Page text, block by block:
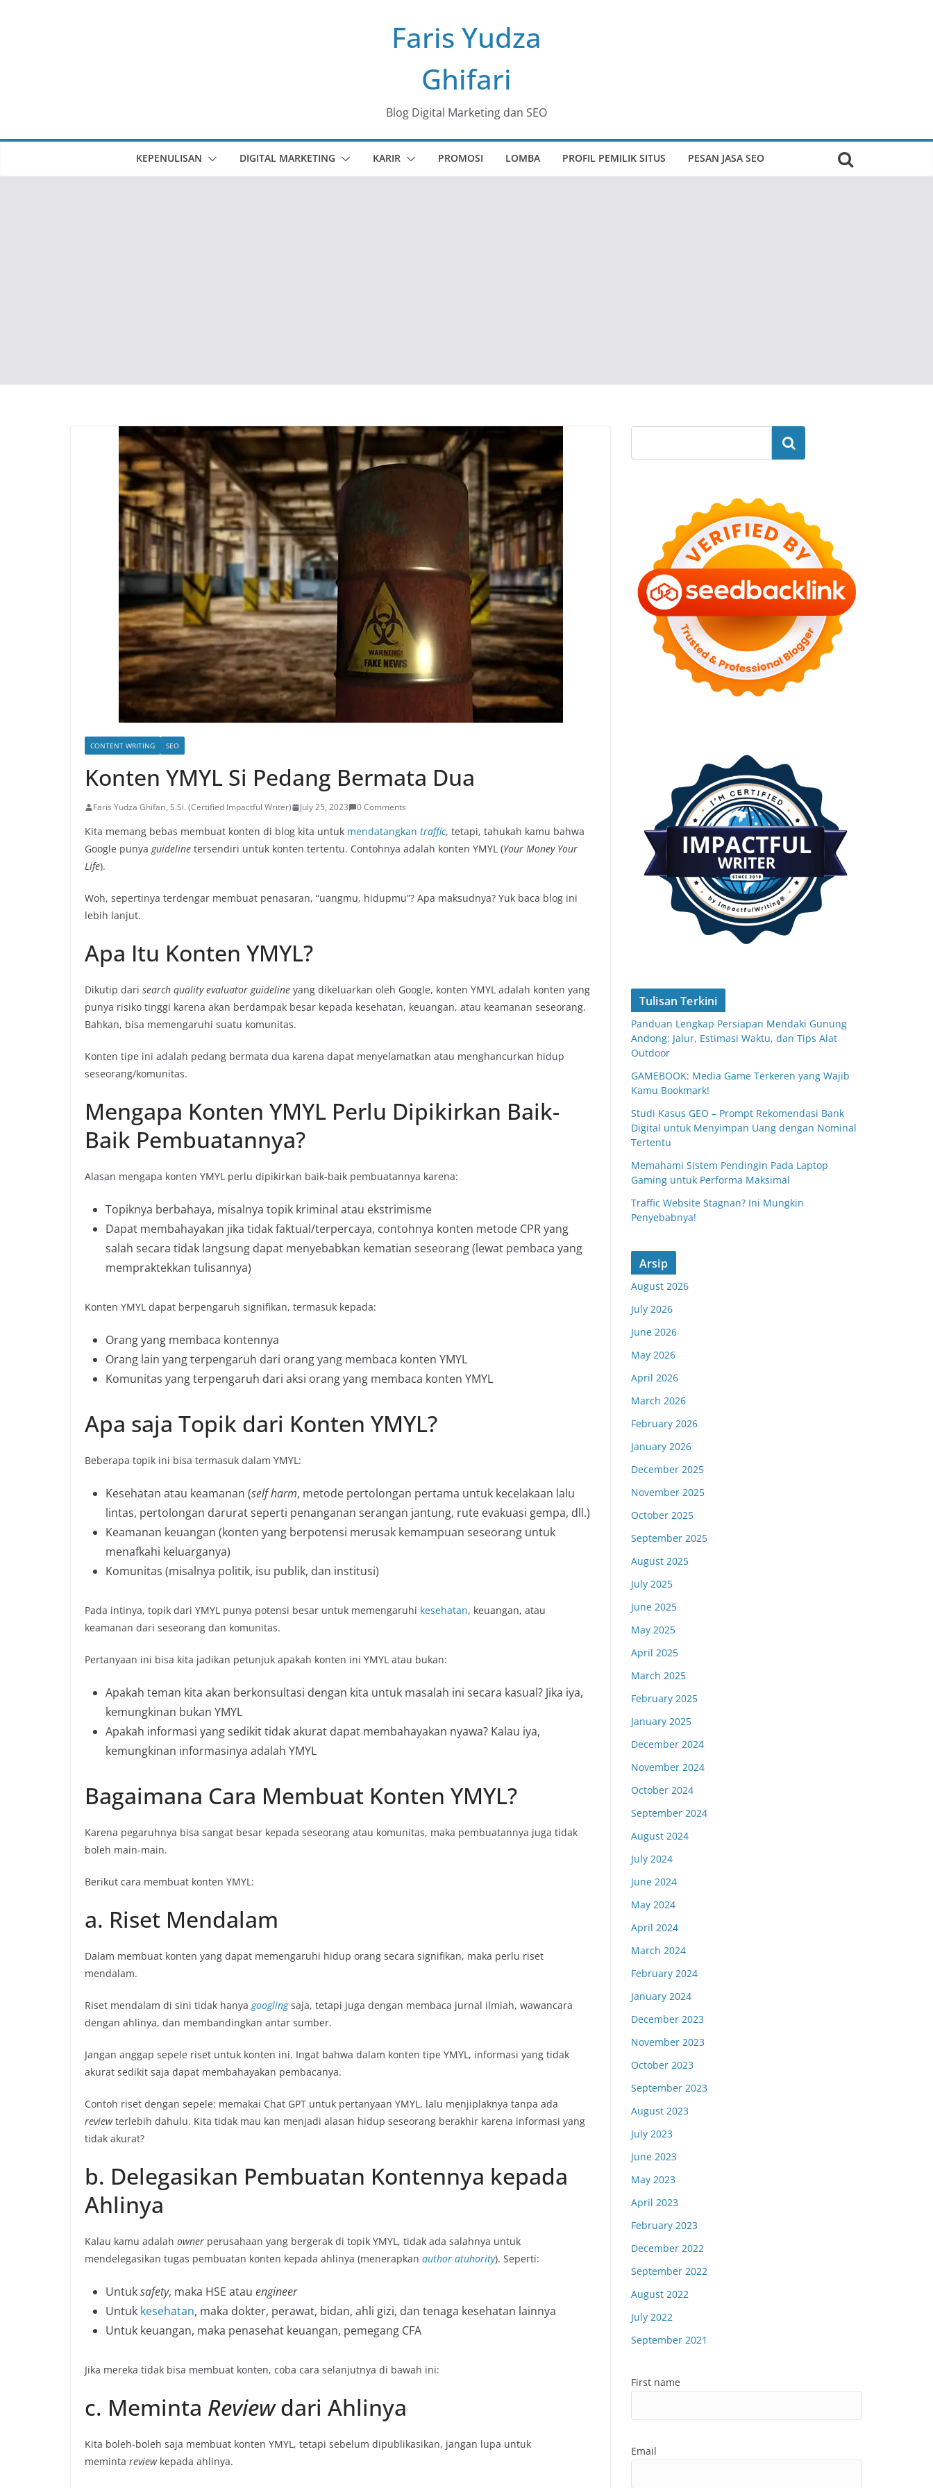
Faris Yudza
Ghifari
Blog Digital Marketing dan SEO
KEPENULISAN DIGITAL MARKETING KARIR PROMOSI LOMBA PROFIL PEMILIK SITUS PESAN JASA SEO
CONTENT WRITING SEO
Konten YMYL Si Pedang Bermata Dua
Faris Yudza Ghifari, S.Si. (Certified Impactful Writer) July 25, 2023 0 Comments
Kita memang bebas membuat konten di blog kita untuk mendatangkan traffic, tetapi, tahukah kamu bahwa
Google punya guideline tersendiri untuk konten tertentu. Contohnya adalah konten YMYL (Your Money Your
Life).
Woh, sepertinya terdengar membuat penasaran, “uangmu, hidupmu”? Apa maksudnya? Yuk baca blog ini
lebih lanjut.
Apa Itu Konten YMYL?
Dikutip dari search quality evaluator guideline yang dikeluarkan oleh Google, konten YMYL adalah konten yang
punya risiko tinggi karena akan berdampak besar kepada kesehatan, keuangan, atau keamanan seseorang.
Bahkan, bisa memengaruhi suatu komunitas.
Konten tipe ini adalah pedang bermata dua karena dapat menyelamatkan atau menghancurkan hidup
seseorang/komunitas.
Mengapa Konten YMYL Perlu Dipikirkan Baik-
Baik Pembuatannya?
Alasan mengapa konten YMYL perlu dipikirkan baik-baik pembuatannya karena:
Topiknya berbahaya, misalnya topik kriminal atau ekstrimisme
Dapat membahayakan jika tidak faktual/terpercaya, contohnya konten metode CPR yang
salah secara tidak langsung dapat menyebabkan kematian seseorang (lewat pembaca yang
mempraktekkan tulisannya)
Konten YMYL dapat berpengaruh signifikan, termasuk kepada:
Orang yang membaca kontennya
Orang lain yang terpengaruh dari orang yang membaca konten YMYL
Komunitas yang terpengaruh dari aksi orang yang membaca konten YMYL
Apa saja Topik dari Konten YMYL?
Beberapa topik ini bisa termasuk dalam YMYL:
Kesehatan atau keamanan (self harm, metode pertolongan pertama untuk kecelakaan lalu
lintas, pertolongan darurat seperti penanganan serangan jantung, rute evakuasi gempa, dll.)
Keamanan keuangan (konten yang berpotensi merusak kemampuan seseorang untuk
menafkahi keluarganya)
Komunitas (misalnya politik, isu publik, dan institusi)
Pada intinya, topik dari YMYL punya potensi besar untuk memengaruhi kesehatan, keuangan, atau
keamanan dari seseorang dan komunitas.
Pertanyaan ini bisa kita jadikan petunjuk apakah konten ini YMYL atau bukan:
Apakah teman kita akan berkonsultasi dengan kita untuk masalah ini secara kasual? Jika iya,
kemungkinan bukan YMYL
Apakah informasi yang sedikit tidak akurat dapat membahayakan nyawa? Kalau iya,
kemungkinan informasinya adalah YMYL
Bagaimana Cara Membuat Konten YMYL?
Karena pegaruhnya bisa sangat besar kepada seseorang atau komunitas, maka pembuatannya juga tidak
boleh main-main.
Berikut cara membuat konten YMYL:
a. Riset Mendalam
Dalam membuat konten yang dapat memengaruhi hidup orang secara signifikan, maka perlu riset
mendalam.
Riset mendalam di sini tidak hanya googling saja, tetapi juga dengan membaca jurnal ilmiah, wawancara
dengan ahlinya, dan membandingkan antar sumber.
Jangan anggap sepele riset untuk konten ini. Ingat bahwa dalam konten tipe YMYL, informasi yang tidak
akurat sedikit saja dapat membahayakan pembacanya.
Contoh riset dengan sepele: memakai Chat GPT untuk pertanyaan YMYL, lalu menjiplaknya tanpa ada
reviewterlebih dahulu. Kita tidak mau kan menjadi alasan hidup seseorang berakhir karena informasi yang
tidak akurat?
b. Delegasikan Pembuatan Kontennya kepada
Ahlinya
Kalau kamu adalah owner perusahaan yang bergerak di topik YMYL, tidak ada salahnya untuk
mendelegasikan tugas pembuatan konten kepada ahlinya (menerapkan author atuhority). Seperti:
Untuksafety, maka HSE atau engineer
Untuk kesehatan, maka dokter, perawat, bidan, ahli gizi, dan tenaga kesehatan lainnya
Untuk keuangan, maka penasehat keuangan, pemegang CFA
Jika mereka tidak bisa membuat konten, coba cara selanjutnya di bawah ini:
c. Meminta Reviewdari Ahlinya
Kita boleh-boleh saja membuat konten YMYL, tetapi sebelum dipublikasikan, jangan lupa untuk
meminta review kepada ahlinya.
Search
Tulisan Terkini
Panduan Lengkap Persiapan Mendaki Gunung
Andong: Jalur, Estimasi Waktu, dan Tips Alat
Outdoor
GAMEBOOK: Media Game Terkeren yang Wajib
Kamu Bookmark!
Studi Kasus GEO – Prompt Rekomendasi Bank
Digital untuk Menyimpan Uang dengan Nominal
Tertentu
Memahami Sistem Pendingin Pada Laptop
Gaming untuk Performa Maksimal
Traffic Website Stagnan? Ini Mungkin
Penyebabnya!
Arsip
August 2026
July 2026
June 2026
May 2026
April 2026
March 2026
February 2026
January 2026
December 2025
November 2025
October 2025
September 2025
August 2025
July 2025
June 2025
May 2025
April 2025
March 2025
February 2025
January 2025
December 2024
November 2024
October 2024
September 2024
August 2024
July 2024
June 2024
May 2024
April 2024
March 2024
February 2024
January 2024
December 2023
November 2023
October 2023
September 2023
August 2023
July 2023
June 2023
May 2023
April 2023
February 2023
December 2022
September 2022
August 2022
July 2022
September 2021
First name
Email